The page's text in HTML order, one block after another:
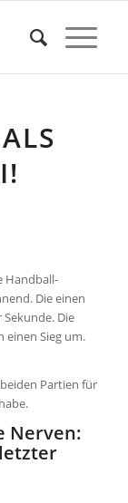
Handball-
Die einen
Die
einen Sieg um.
Partien für
Nerven: